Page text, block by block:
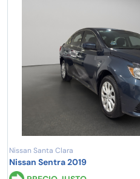
Nissan Santa Clara
Nissan Sentra 2019